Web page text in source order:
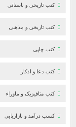
کتب تاریخی و باستانی
کتب تاریخی و مذهبی
کتب چاپی
کتب دعا و اذکار
کتب متافیزیک و ماوراء
کسب درآمد و بازاریابی